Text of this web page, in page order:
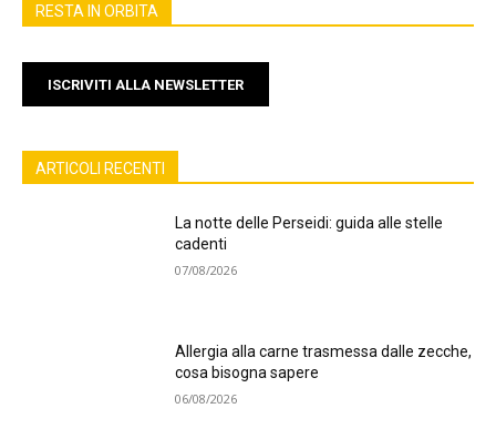
RESTA IN ORBITA
ISCRIVITI ALLA NEWSLETTER
ARTICOLI RECENTI
La notte delle Perseidi: guida alle stelle
cadenti
07/08/2026
Allergia alla carne trasmessa dalle zecche,
cosa bisogna sapere
06/08/2026